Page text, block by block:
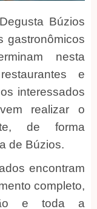
Búzios
gastronômicos
nesta
e
interessados
realizar o
de forma
de Búzios.
encontram
completo,
e toda a